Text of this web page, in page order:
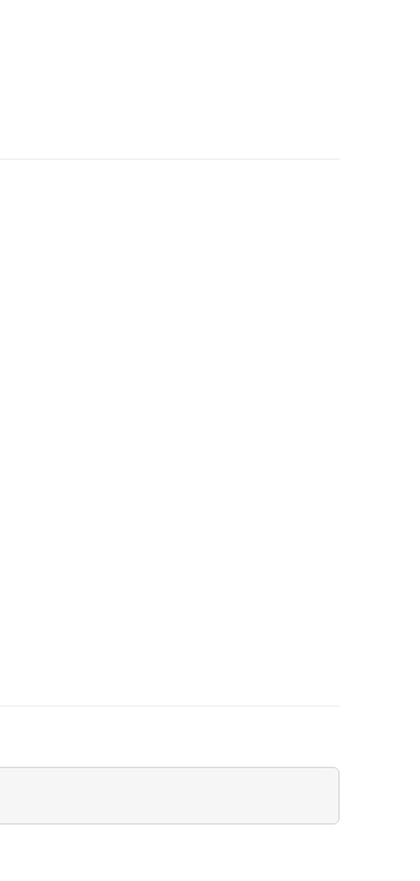
các vết mụn khỏi nhanh.
chân lông và chống chảy xệ.